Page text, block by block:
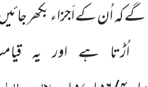
کہ اُن کے اَجزاء بکھر
اُڑتا ہے اور یہ